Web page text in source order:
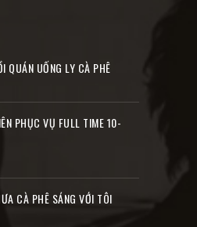
QUÁN UỐNG LY CÀ PHÊ
PHỤC VỤ FULL TIME 10-
CÀ PHÊ SÁNG VỚI TÔI